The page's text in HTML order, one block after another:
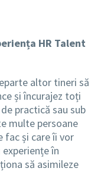
HR Talent
altor tineri să
și încurajez toți
practică sau sub
multe persoane
fac și care îi vor
în
să asimileze